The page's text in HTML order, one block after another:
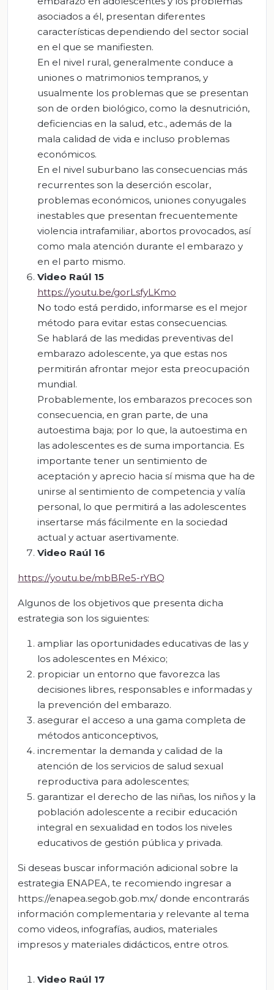
asociados a él, presentan diferentes
características dependiendo del sector social
en el que se manifiesten.
En el nivel rural, generalmente conduce a
uniones o matrimonios tempranos, y
usualmente los problemas que se presentan
son de orden biológico, como la desnutrición,
deficiencias en la salud, etc., además de la
mala calidad de vida e incluso problemas
económicos.
En el nivel suburbano las consecuencias más
recurrentes son la deserción escolar,
problemas económicos, uniones conyugales
inestables que presentan frecuentemente
violencia intrafamiliar, abortos provocados, así
como mala atención durante el embarazo y
en el parto mismo.
Video Raúl 15
https://youtu.be/gorLsfyLKmo
No todo está perdido, informarse es el mejor
método para evitar estas consecuencias.
Se hablará de las medidas preventivas del
embarazo adolescente, ya que estas nos
permitirán afrontar mejor esta preocupación
mundial.
Probablemente, los embarazos precoces son
consecuencia, en gran parte, de una
autoestima baja; por lo que, la autoestima en
las adolescentes es de suma importancia. Es
importante tener un sentimiento de
aceptación y aprecio hacia sí misma que ha de
unirse al sentimiento de competencia y valía
personal, lo que permitirá a las adolescentes
insertarse más fácilmente en la sociedad
actual y actuar asertivamente.
Video Raúl 16
https://youtu.be/mbBRe5-rYBQ
Algunos de los objetivos que presenta dicha
estrategia son los siguientes:
ampliar las oportunidades educativas de las y
los adolescentes en México;
propiciar un entorno que favorezca las
decisiones libres, responsables e informadas y
la prevención del embarazo.
asegurar el acceso a una gama completa de
métodos anticonceptivos,
incrementar la demanda y calidad de la
atención de los servicios de salud sexual
reproductiva para adolescentes;
garantizar el derecho de las niñas, los niños y la
población adolescente a recibir educación
integral en sexualidad en todos los niveles
educativos de gestión pública y privada.
Si deseas buscar información adicional sobre la
estrategia ENAPEA, te recomiendo ingresar a
https://enapea.segob.gob.mx/ donde encontrarás
información complementaria y relevante al tema
como videos, infografías, audios, materiales
impresos y materiales didácticos, entre otros.
Video Raúl 17